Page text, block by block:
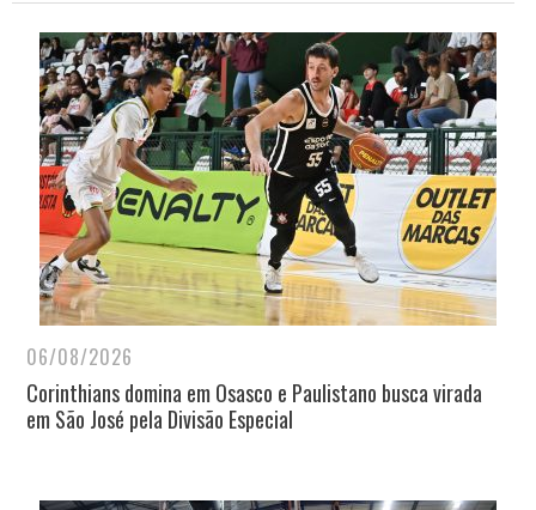
06/08/2026
Corinthians domina em Osasco e Paulistano busca virada
em São José pela Divisão Especial